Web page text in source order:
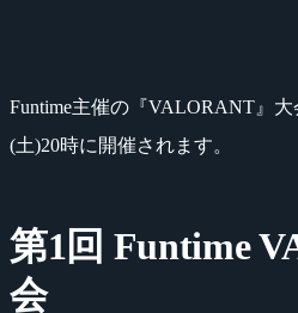
Funtime主催の『VALORANT』大
(土)20時に開催されます。
第1回 Funtime
会